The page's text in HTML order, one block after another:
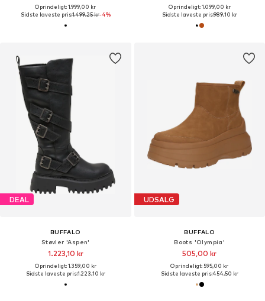
Oprindeligt: 1.999,00 kr
Sidste laveste pris:1.499,25 kr-4%
Oprindeligt: 1.099,00 kr
Sidste laveste pris:989,10 kr
DEAL
BUFFALO
Støvler 'Aspen'
1.223,10 kr
Oprindeligt: 1.359,00 kr
Sidste laveste pris:1.223,10 kr
UDSALG
BUFFALO
Boots 'Olympia'
505,00 kr
Oprindeligt: 595,00 kr
Sidste laveste pris:454,50 kr